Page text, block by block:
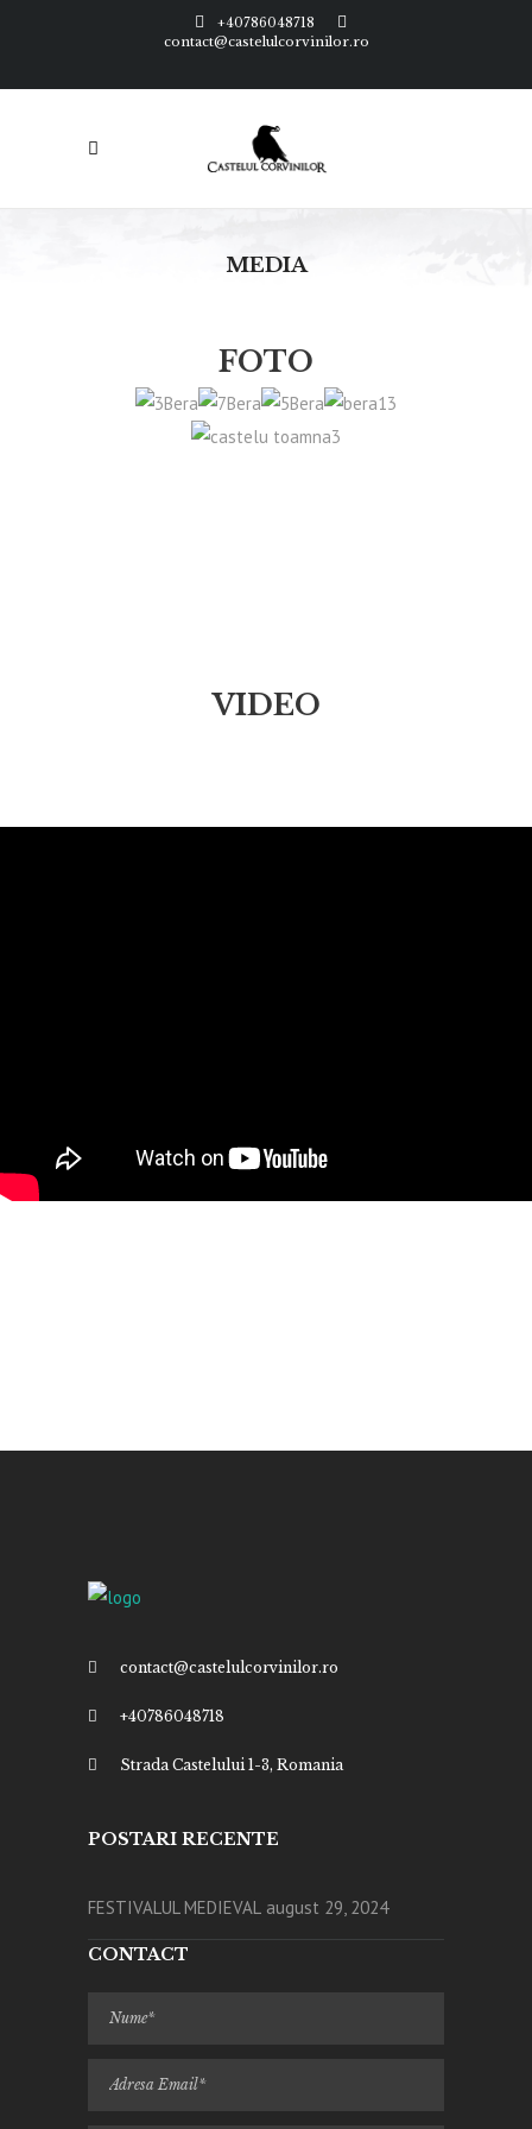
+40786048718
contact@castelulcorvinilor.ro
MEDIA
FOTO
VIDEO
contact@castelulcorvinilor.ro
+40786048718
Strada Castelului 1-3, Romania
POSTARI RECENTE
FESTIVALUL MEDIEVAL august 29, 2024
CONTACT